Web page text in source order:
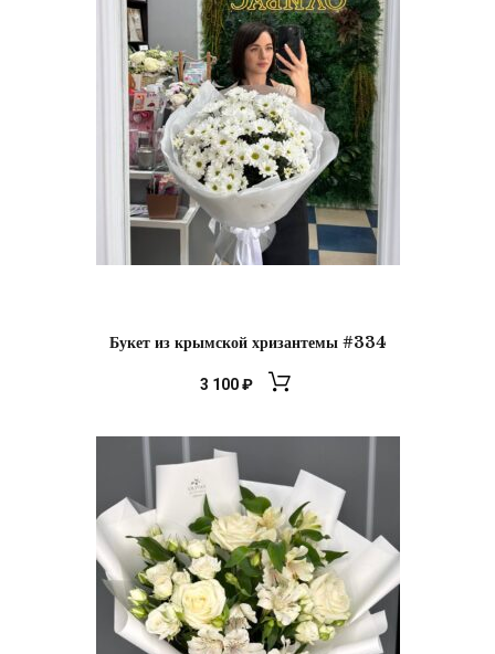
Букет из крымской хризантемы #334
3 100₽